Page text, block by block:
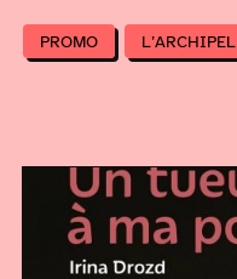
PROMO L’ARCHIPEL